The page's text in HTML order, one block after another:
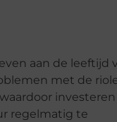
aan de leeftijd
met de
regelmatig te